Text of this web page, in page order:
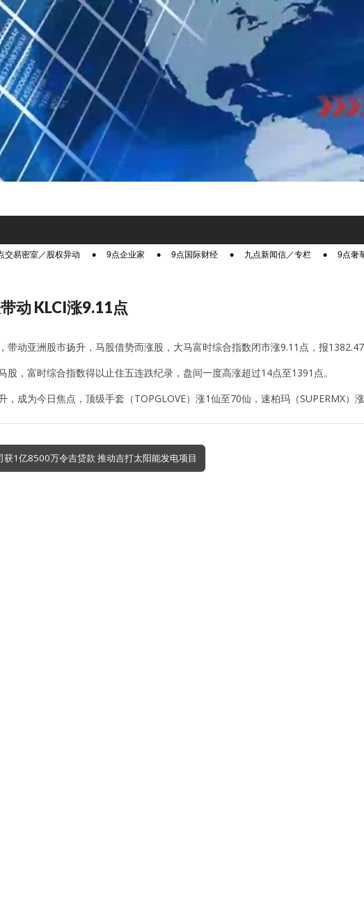
交易密室／股权异动 9点企业家 9点国际财经 九点新闻信／专栏 9点奢
动 KLCI涨9.11点
带动亚洲股市扬升，马股借势而涨股，大马富时综合指数闭市涨9.11点，报
股，富时综合指数得以止住五连跌纪录，盘间一度高涨超过14点至1391点。
，成为今日焦点，顶级手套（TOPGLOVE）涨1仙至70仙，速柏玛（SUPERMX）
1亿8500万令吉贷款 推动吉打太阳能发电项目